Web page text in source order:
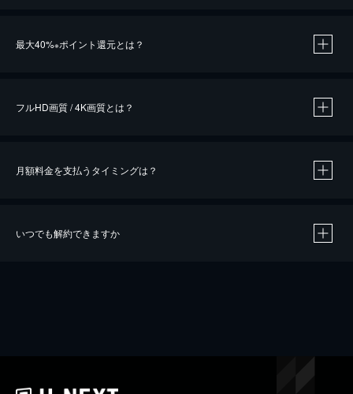
最大40%※ポイント還元とは？
※40％ポイント還元の対象は、クレジットカード決済による作品の購入 / レンタルです。
iOSアプリのUコイン決済による作品の購入 / レンタルは、20％のポイント還元です。
フルHD画質 / 4K画質とは？
月額料金を支払うタイミングは？
いつでも解約できますか